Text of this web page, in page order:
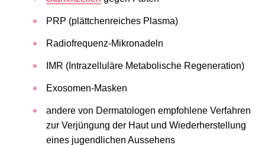
PRP (plättchenreiches Plasma)
Radiofrequenz-Mikronadeln
IMR (Intrazelluläre Metabolische Regeneration)
Exosomen-Masken
andere von Dermatologen empfohlene Verfahren
zur Verjüngung der Haut und Wiederherstellung
eines jugendlichen Aussehens